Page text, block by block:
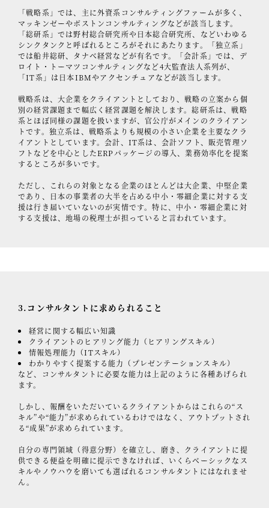
「戦略系」では、主に外資系コンサルティングファームが多く、
マッキンゼーやボストンコンサルティングなどが該当します。
「総研系」では野村総合研究所や日本総合研究所、などいわゆる
シンクタンクと呼ばれるところがそれにあたります。「独立系」
では船井総研、タナベ経営などが有名です。「会計系」では、デ
ロイト・トーマツコンサルティングなど4大監査法人系列が、
「IT系」は日本IBMやアクセンチュアなどが該当します。
戦略系は、大企業をクライアントとしており、戦略の立案から個
別の経営課題まで幅広く経営課題を解決します。総研系は、戦略
系とほぼ同様の課題を扱いますが、官公庁がメインのクライアン
トです。独立系は、戦略系よりも規模の小さい企業を主要なクラ
イアントとしています。会計、IT系は、会計ソフト、販売管理ソ
フトなどを中心としたERPパッケージの導入、業務効率化を提案
するところが多いです。
ただし、これらの対象となる企業のほとんどは大企業、中堅企業
であり、日本の事業者の大半を占める中小・零細企業に対する支
援は行き届いていないのが実情です。特に、中小・零細企業に対
する支援は、地場の税理士が担っていると言われています。
3.コンサルタントに求められること
経営に関する幅広い知識
クライアントのヒアリング能力（ヒアリングスキル）
情報処理能力（ITスキル）
わかりやすく提案する能力（プレゼンテーションスキル）
など、コンサルタントに必要な能力は上記のように各種あげられ
ます。
しかし、報酬をいただいているクライアントからはこれらの“ス
キル”や“能力”が求められているわけではなく、アウトプットされ
る“成果”が求められています。
自分の専門領域（得意分野）を確立し、磨き、クライアントに提
供できる便益を明確に提示できなければ、いくらベーシックなス
キルやノウハウを磨いても選ばれるコンサルタントにはなれませ
ん。